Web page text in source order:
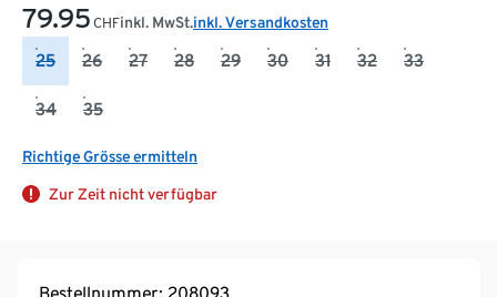
79.95 CHFinkl. MwSt.inkl. Versandkosten
25 26 27 28 29 30 31 32 33
34 35
Richtige Grösse ermitteln
Zur Zeit nicht verfügbar